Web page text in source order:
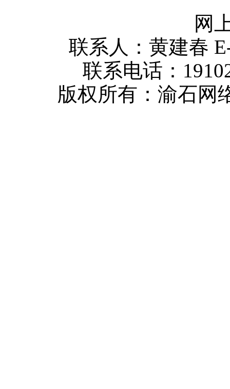
网
联系人：黄建春
联系电话：
版权所有：渝石网